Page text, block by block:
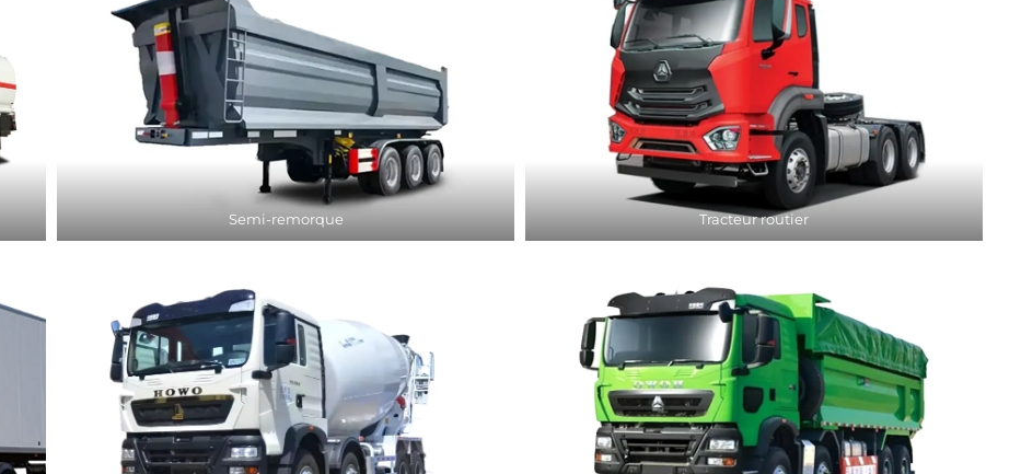
Semi-remorque Tracteur routier